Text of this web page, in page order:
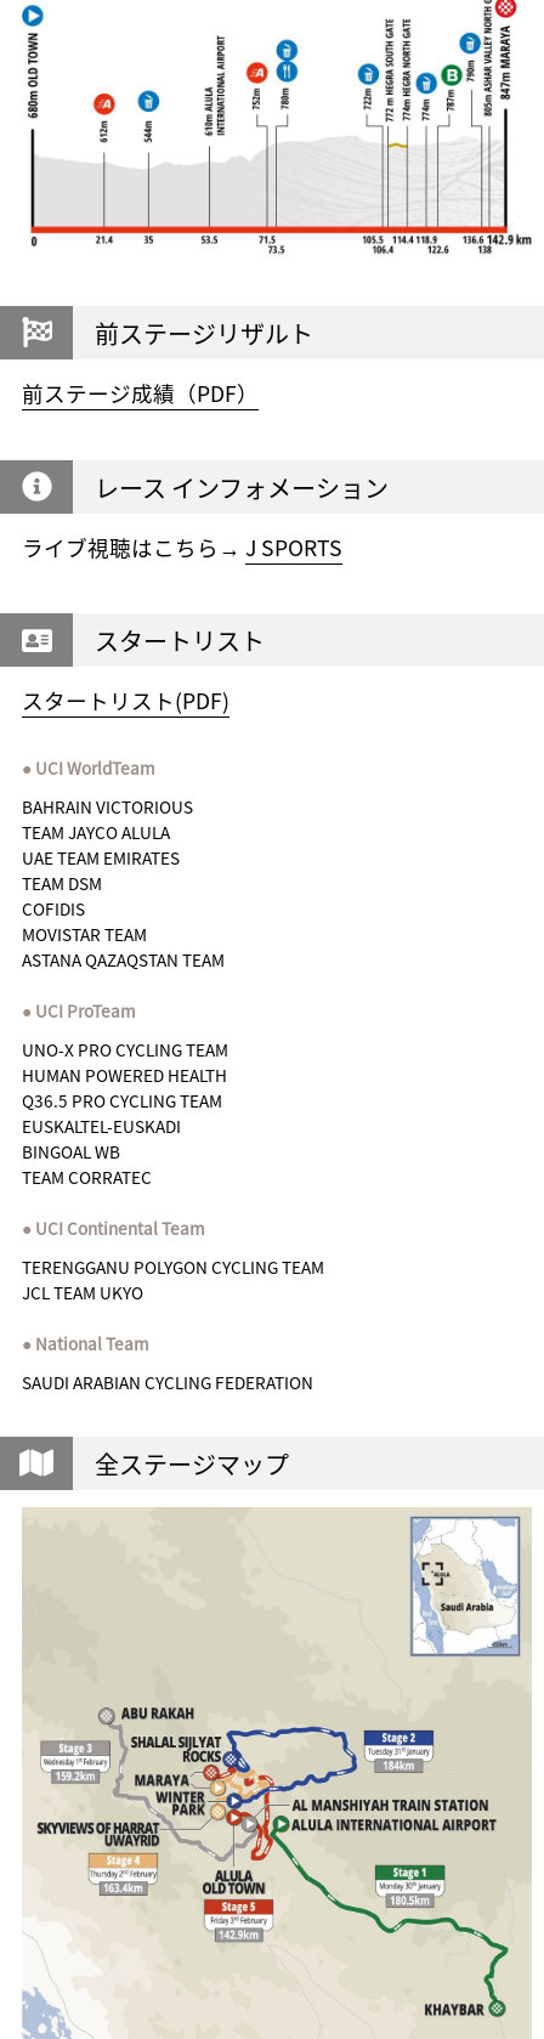
前ステージリザルト
前ステージ成績（PDF）
レース インフォメーション
ライブ視聴はこちら→ J SPORTS
スタートリスト
スタートリスト(PDF)
UCI WorldTeam
BAHRAIN VICTORIOUS
TEAM JAYCO ALULA
UAE TEAM EMIRATES
TEAM DSM
COFIDIS
MOVISTAR TEAM
ASTANA QAZAQSTAN TEAM
UCI ProTeam
UNO-X PRO CYCLING TEAM
HUMAN POWERED HEALTH
Q36.5 PRO CYCLING TEAM
EUSKALTEL-EUSKADI
BINGOAL WB
TEAM CORRATEC
UCI Continental Team
TERENGGANU POLYGON CYCLING TEAM
JCL TEAM UKYO
National Team
SAUDI ARABIAN CYCLING FEDERATION
全ステージマップ